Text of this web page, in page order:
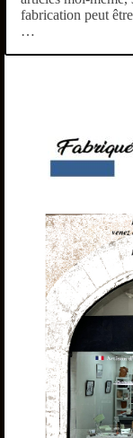
fabrication peut
…